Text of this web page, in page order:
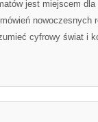
jest miejscem
nowoczesnych
cyfrowy świat i